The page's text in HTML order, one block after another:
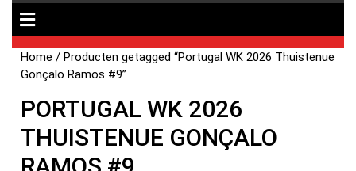
Home / Producten getagged “Portugal WK 2026 Thuistenue
Gonçalo Ramos #9”
PORTUGAL WK 2026
THUISTENUE GONÇALO